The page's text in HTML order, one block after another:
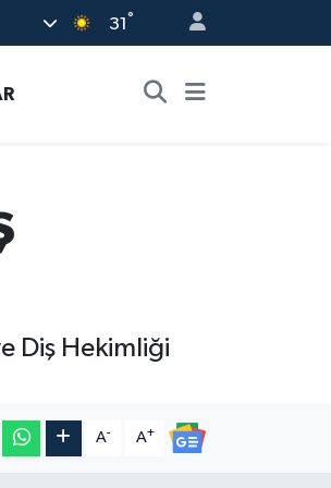
31 °
Diş Hekimliği
A- A+